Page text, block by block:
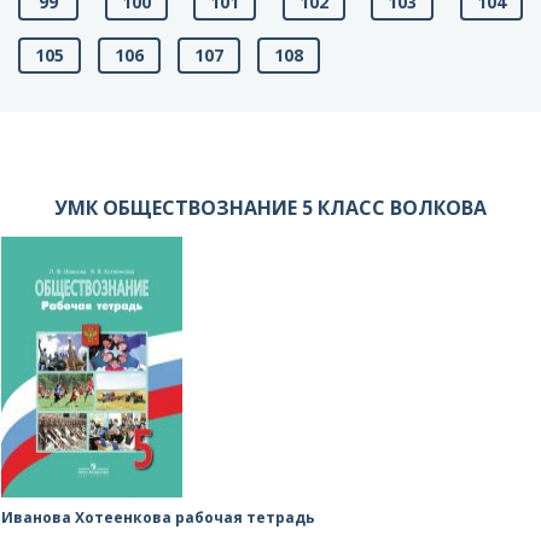
105 106 107 108
УМК ОБЩЕСТВОЗНАНИЕ 5 КЛАСС ВОЛКОВА
Иванова Хотеенкова рабочая тетрадь